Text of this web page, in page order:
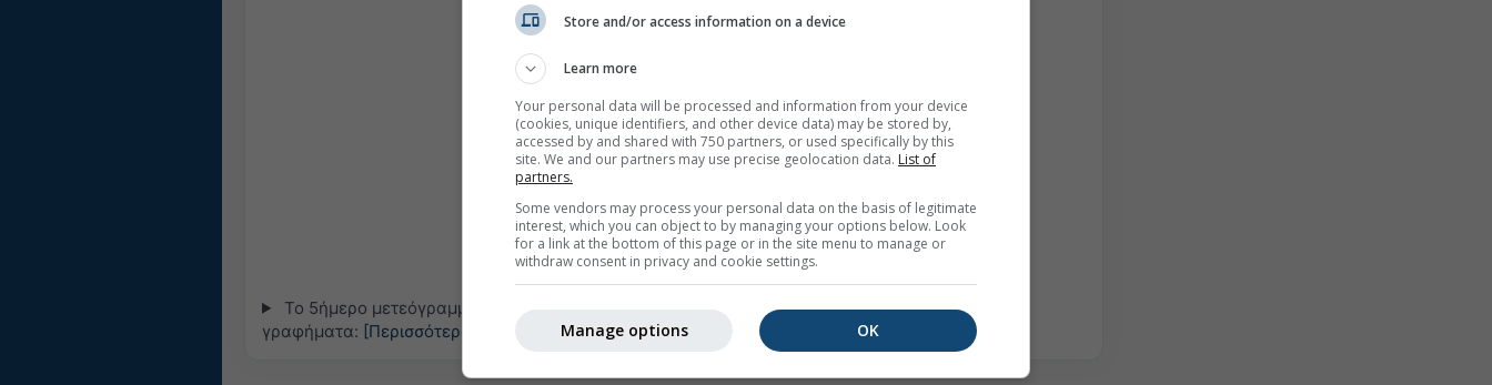
Το 5ήμερο μετεόγραμμα για Πορτοχέλι παρέχει όλες τις καιρικές πληροφορίες σε 3 απλά
γραφήματα: [Περισσότερα]
Store and/or access information on a device
Learn more
Your personal data will be processed and information from your device
(cookies, unique identifiers, and other device data) may be stored by,
accessed by and shared with 750 partners, or used specifically by this
site. We and our partners may use precise geolocation data. List of
partners.
Some vendors may process your personal data on the basis of legitimate
interest, which you can object to by managing your options below. Look
for a link at the bottom of this page or in the site menu to manage or
withdraw consent in privacy and cookie settings.
OK
Manage options